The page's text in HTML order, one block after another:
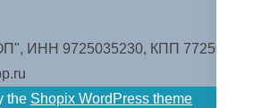
ИНН 9725035230, КПП 772501001.
the Shopix WordPress theme